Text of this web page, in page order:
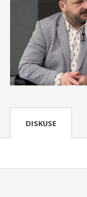
DISKUSE